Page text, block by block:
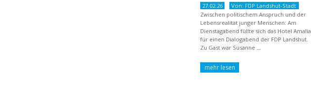
27.02.26
Von: FDP Landshut-Stadt
Zwischen politischem Anspruch und der
Lebensrealität junger Menschen: Am
Dienstagabend füllte sich das Hotel Amalia
für einen Dialogabend der FDP Landshut.
Zu Gast war Susanne ...